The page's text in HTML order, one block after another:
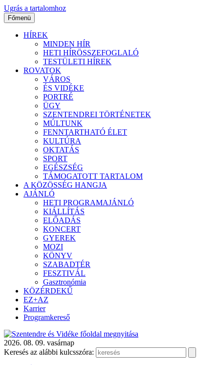
Ugrás a tartalomhoz
Főmenü
HÍREK
MINDEN HÍR
HETI HÍRÖSSZEFOGLALÓ
TESTÜLETI HÍREK
ROVATOK
VÁROS
ÉS VIDÉKE
PORTRÉ
ÜGY
SZENTENDREI TÖRTÉNETEK
MÚLTUNK
FENNTARTHATÓ ÉLET
KULTÚRA
OKTATÁS
SPORT
EGÉSZSÉG
TÁMOGATOTT TARTALOM
A KÖZÖSSÉG HANGJA
AJÁNLÓ
HETI PROGRAMAJÁNLÓ
KIÁLLÍTÁS
ELŐADÁS
KONCERT
GYEREK
MOZI
KÖNYV
SZABADTÉR
FESZTIVÁL
Gasztronómia
KÖZÉRDEKŰ
EZ+AZ
Karrier
Programkereső
2026. 08. 09. vasárnap
Keresés az alábbi kulcsszóra: